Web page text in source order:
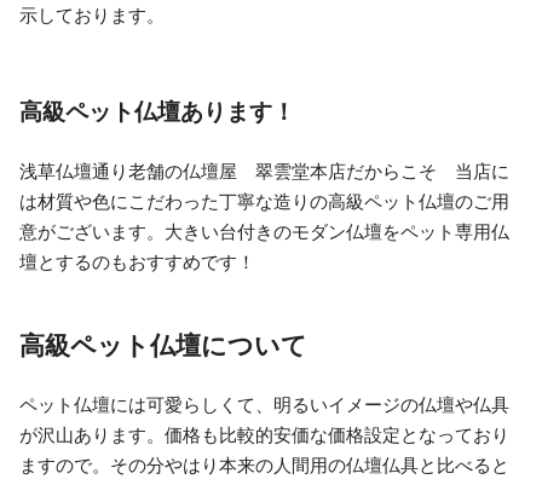
示しております。
高級ペット仏壇あります！
浅草仏壇通り老舗の仏壇屋 翠雲堂本店だからこそ 当店に
は材質や色にこだわった丁寧な造りの高級ペット仏壇のご用
意がございます。大きい台付きのモダン仏壇をペット専用仏
壇とするのもおすすめです！
高級ペット仏壇について
ペット仏壇には可愛らしくて、明るいイメージの仏壇や仏具
が沢山あります。価格も比較的安価な価格設定となっており
ますので。その分やはり本来の人間用の仏壇仏具と比べると